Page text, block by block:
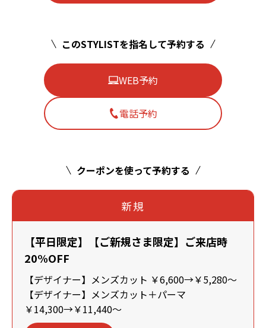
このSTYLISTを指名して予約する
WEB予約
電話予約
クーポンを使って予約する
新規
【平日限定】【ご新規さま限定】ご来店時
20%OFF
【デザイナー】メンズカット ￥6,600→￥5,280～
【デザイナー】メンズカット＋パーマ
￥14,300→￥11,440～